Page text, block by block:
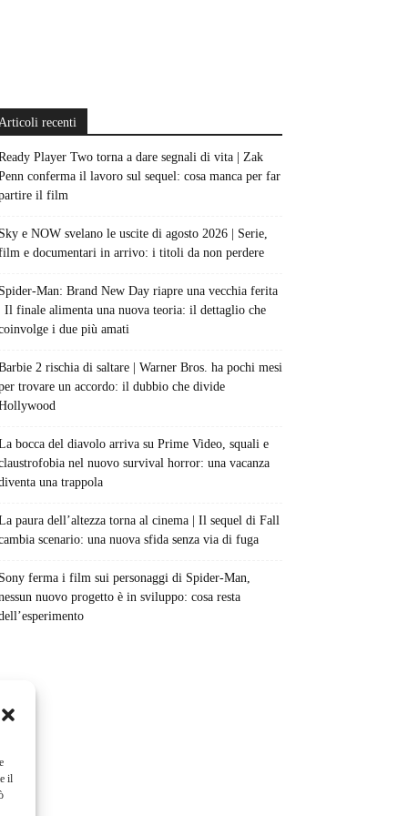
il
recenti
Player Two torna a dare segnali di vita | Zak
conferma il lavoro sul sequel: cosa manca per far
il film
e NOW svelano le uscite di agosto 2026 | Serie,
e documentari in arrivo: i titoli da non perdere
Man: Brand New Day riapre una vecchia ferita
Il finale alimenta una nuova teoria: il dettaglio che
i due più amati
2 rischia di saltare | Warner Bros. ha pochi mesi
trovare un accordo: il dubbio che divide
bocca del diavolo arriva su Prime Video, squali e
nel nuovo survival horror: una vacanza
una trappola
paura dell’altezza torna al cinema | Il sequel di Fall
scenario: una nuova sfida senza via di fuga
ferma i film sui personaggi di Spider-Man,
nuovo progetto è in sviluppo: cosa resta